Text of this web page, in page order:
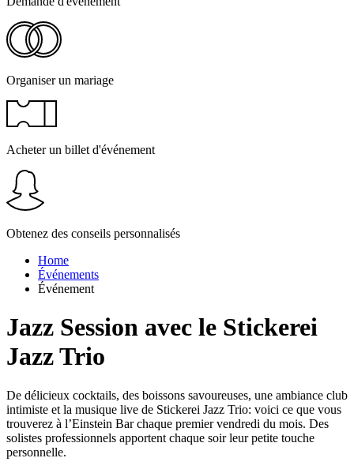
Organiser un mariage
Acheter un billet d'événement
Obtenez des conseils personnalisés
Home
Événements
Événement
Jazz Session avec le Stickerei
Jazz Trio
De délicieux cocktails, des boissons savoureuses, une ambiance club
intimiste et la musique live de Stickerei Jazz Trio: voici ce que vous
trouverez à l’Einstein Bar chaque premier vendredi du mois. Des
solistes professionnels apportent chaque soir leur petite touche
personnelle.